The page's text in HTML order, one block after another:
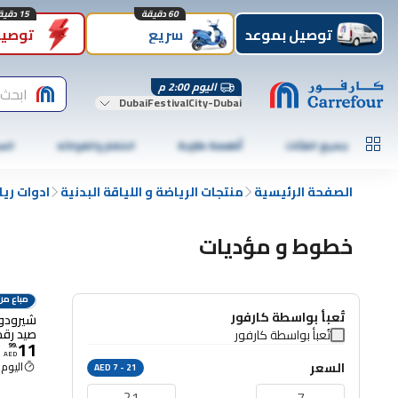
توصيل بموعد سريع
60 دقيقة 15 دقيقة
اليوم 2:00 م
DubaiFestivalCity-Dubai
جميع الفئات أطعمة طازجة الخضار والفواكه
الصفحة الرئيسية منتجات الرياضة و اللياقة البدنية ادوات
خطوط و مؤديات
تُعبأ بواسطة كارفور
تُعبأ بواسطة كارفور
السعر
AED 7 - 21
مباع
فضي
11
.
99
AED
اليوم 2:00 م